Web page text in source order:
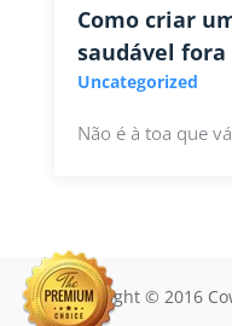
Como criar
saudável fora
Uncategorized
Não é à toa que
Copyright © 2016